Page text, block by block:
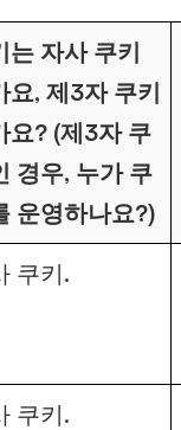
는 자사 쿠키
요, 제3자 쿠키
요? (제3자 쿠
경우, 누가 쿠
운영하나요?)
쿠키.
쿠키.